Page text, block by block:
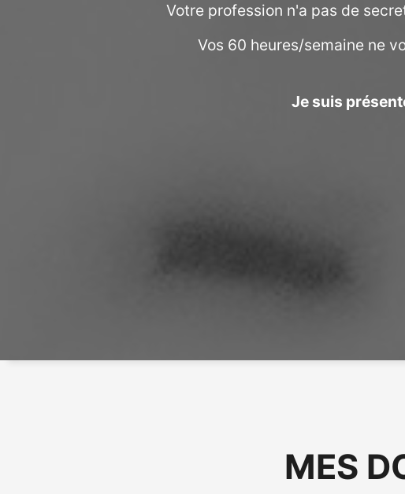
Votre profession n'a pas de
Vos 60 heures/semaine ne
Je suis
MES